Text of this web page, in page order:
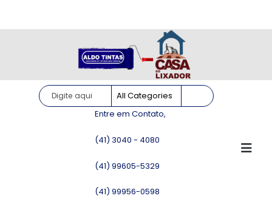
Entre em Contato,
(41) 3040 - 4080
(41) 99605-5329
(41) 99956-0598